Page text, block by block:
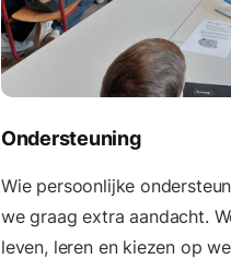
Ondersteuning
Wie persoonlijke
we graag extra aandacht.
leven, leren en kiezen op